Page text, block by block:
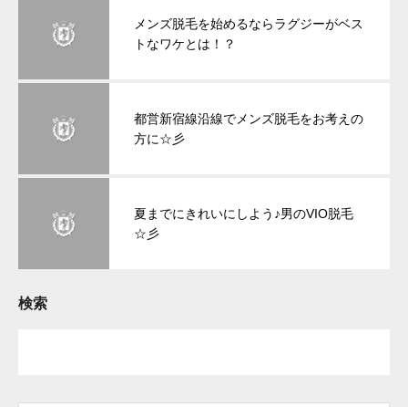
メンズ脱毛を始めるならラグジーがベス
トなワケとは！？
都営新宿線沿線でメンズ脱毛をお考えの
方に☆彡
夏までにきれいにしよう♪男のVIO脱毛
☆彡
検索